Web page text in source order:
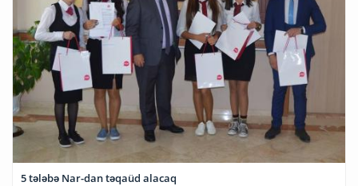
5 tələbə Nar-dan təqaüd alacaq